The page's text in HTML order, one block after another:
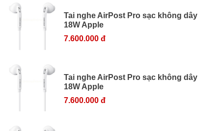
Tai nghe AirPost Pro sạc không dây
18W Apple
7.600.000 đ
Tai nghe AirPost Pro sạc không dây
18W Apple
7.600.000 đ